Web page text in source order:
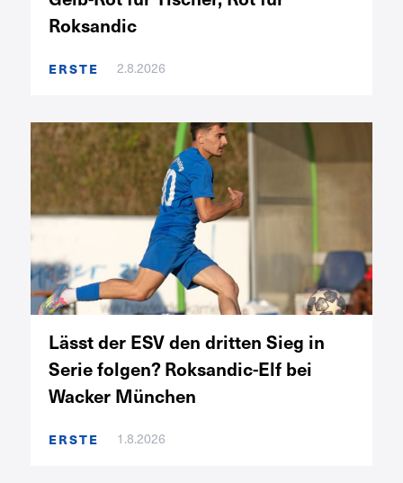
Roksandic
ERSTE 2.8.2026
Lässt der ESV den dritten Sieg in
Serie folgen? Roksandic-Elf bei
Wacker München
ERSTE 1.8.2026